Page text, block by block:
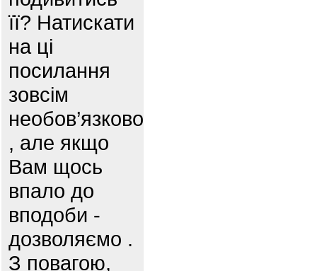
її? Натискати
на ці
посилання
зовсім
необов’язково
, але якщо
Вам щось
впало до
вподоби -
дозволяємо .
З повагою,